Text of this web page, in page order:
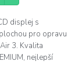
displej s
pro opravu
3. Kvalita
nejlepší